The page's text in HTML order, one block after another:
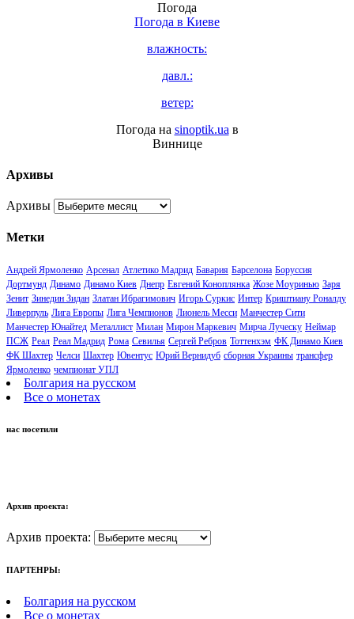
Погода
Погода в Киеве
влажность:
давл.:
ветер:
Погода на sinoptik.ua в
Виннице
Архивы
Архивы
Метки
Андрей Ярмоленко Арсенал Атлетико Мадрид Бавария Барселона Боруссия
Дортмунд Динамо Динамо Киев Днепр Евгений Коноплянка Жозе Моуринью Заря
Зенит Зинедин Зидан Златан Ибрагимович Игорь Суркис Интер Криштиану Роналду
Ливерпуль Лига Европы Лига Чемпионов Лионель Месси Манчестер Сити
Манчестер Юнайтед Металлист Милан Мирон Маркевич Мирча Луческу Неймар
ПСЖ Реал Реал Мадрид Рома Севилья Сергей Ребров Тоттенхэм ФК Динамо Киев
ФК Шахтер Челси Шахтер Ювентус Юрий Вернидуб сборная Украины трансфер
Ярмоленко чемпионат УПЛ
Болгария на русском
Все о монетах
нас посетили
Архив проекта:
Архив проекта:
ПАРТЕНРЫ:
Болгария на русском
Все о монетах